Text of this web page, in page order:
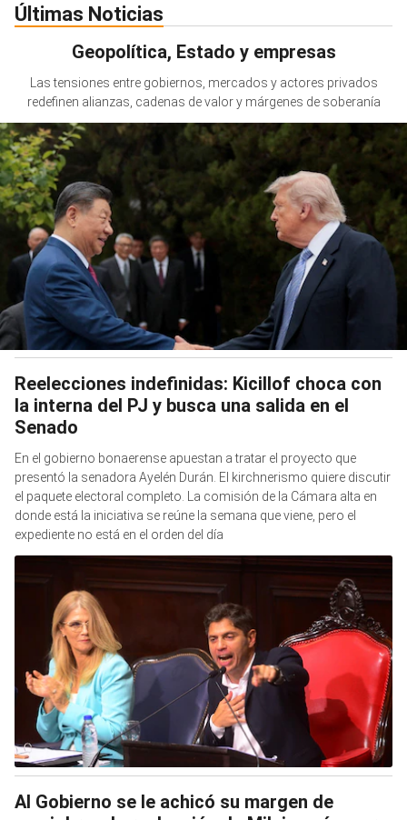
Últimas Noticias
Geopolítica, Estado y empresas
Las tensiones entre gobiernos, mercados y actores privados
redefinen alianzas, cadenas de valor y márgenes de soberanía
Reelecciones indefinidas: Kicillof choca con
la interna del PJ y busca una salida en el
Senado
En el gobierno bonaerense apuestan a tratar el proyecto que
presentó la senadora Ayelén Durán. El kirchnerismo quiere discutir
el paquete electoral completo. La comisión de la Cámara alta en
donde está la iniciativa se reúne la semana que viene, pero el
expediente no está en el orden del día
Al Gobierno se le achicó su margen de